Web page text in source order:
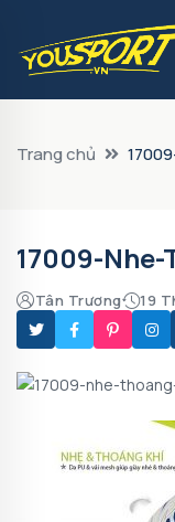
Trang chủ
17009-
Tân Trương 19